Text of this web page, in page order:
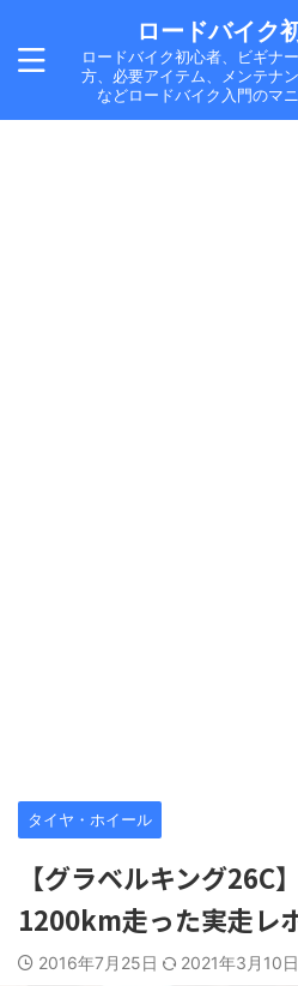
ロードバイク
ロードバイク初心者、ビギナ
方、必要アイテム、メンテナ
などロードバイク入門のマ
タイヤ・ホイール
【グラベルキング26C
1200km走った実走レ
2016年7月25日 2021年3月10日